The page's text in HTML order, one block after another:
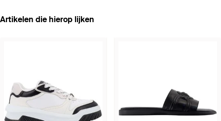
Artikelen die hierop lijken